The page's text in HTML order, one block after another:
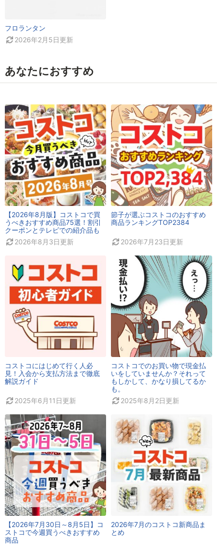
フロランタン
2026年2月5日更新
あなたにおすすめ
【2026年8月版】コストコで買
うべきおすすめ商品75選！割引
クーポンとテレビでの紹介品も
2026年8月3日更新
節子が選ぶコストコのおすすめ
商品ランキングTOP2384
2026年7月23日更新
コストコにはじめて行く人必
見！入会から支払方法まで徹底
解説ガイド
2025年6月11日更新
コストコでのお買い物で現金払
いをしていませんか？それって
もしかして、かなり損してるか
も。
2025年8月2日更新
【2026年7月30日～8月5日】コ
ストコで今週買うべきおすすめ
商品
2026年7月のコストコ新商品ま
とめ